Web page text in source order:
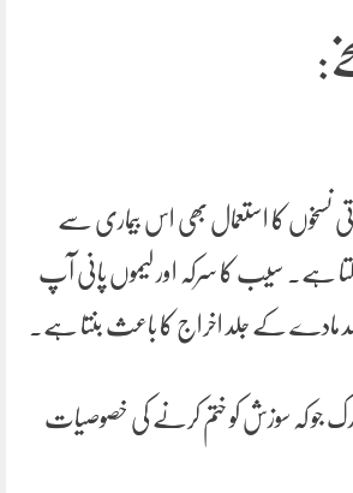
نسخوں کا استعمال بھی اس بیماری سے
ہے۔ سیب کا سرکہ اور لیموں پانی آپ
کے جلد اخراج کا باعث بنتا ہے۔
جو کہ سوزش کو ختم کرنے کی خصوصیات